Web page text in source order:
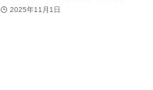
2025年11月1日